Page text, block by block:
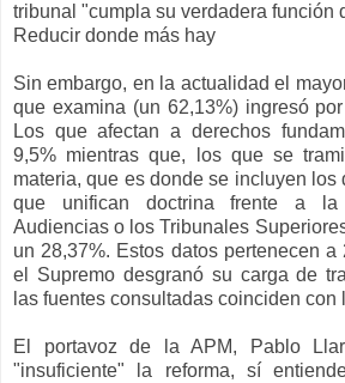
tribunal "cumpla su verdadera función
Reducir donde más hay
Sin embargo, en la actualidad el
que examina (un 62,13%) ingresó
Los que afectan a derechos
9,5% mientras que, los que se
materia, que es donde se incluyen los
que unifican doctrina frente a
Audiencias o los Tribunales
un 28,37%. Estos datos pertenecen
el Supremo desgranó su carga de
las fuentes consultadas coinciden con
El portavoz de la APM, Pablo
"insuficiente" la reforma, sí